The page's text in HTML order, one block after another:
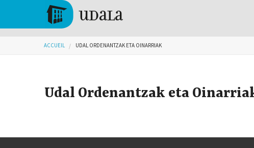
Aller au contenu principal
Vous êtes ici
ACCUEIL UDAL ORDENANTZAK ETA OINARRIAK
Udal Ordenantzak eta